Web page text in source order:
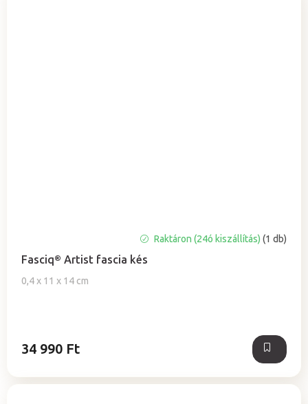
Fasciq® Artist fascia kés
0,4 x 11 x 14 cm
termék
átlagos
értékelése
Raktáron (24ó kiszállítás)(1 db)
34 990 Ft